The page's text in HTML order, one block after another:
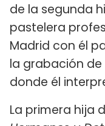
de la segunda
pastelera
Madrid con él
la grabación de
donde él
La primera hija